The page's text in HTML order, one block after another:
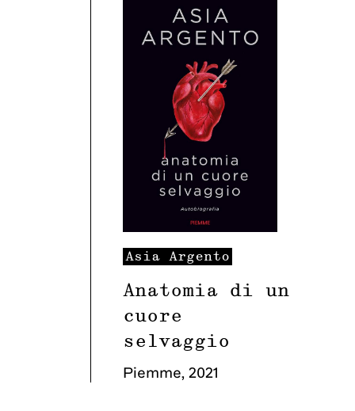
Asia Argento
Anatomia di un
cuore
selvaggio
Piemme, 2021